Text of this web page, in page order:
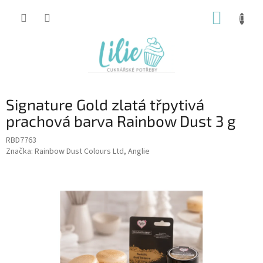
Signature Gold zlatá třpytivá
prachová barva Rainbow Dust 3 g
RBD7763
Značka: Rainbow Dust Colours Ltd, Anglie